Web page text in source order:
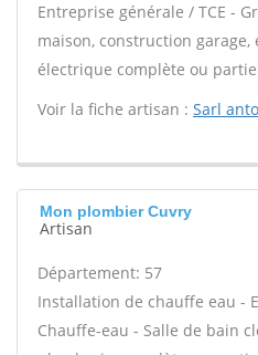
Entreprise générale / TCE -
maison, construction garage,
électrique complète ou
Voir la fiche artisan : Sarl
Mon plombier Cuvry
Artisan
Département: 57
Installation de chauffe eau -
Chauffe-eau - Salle de bain